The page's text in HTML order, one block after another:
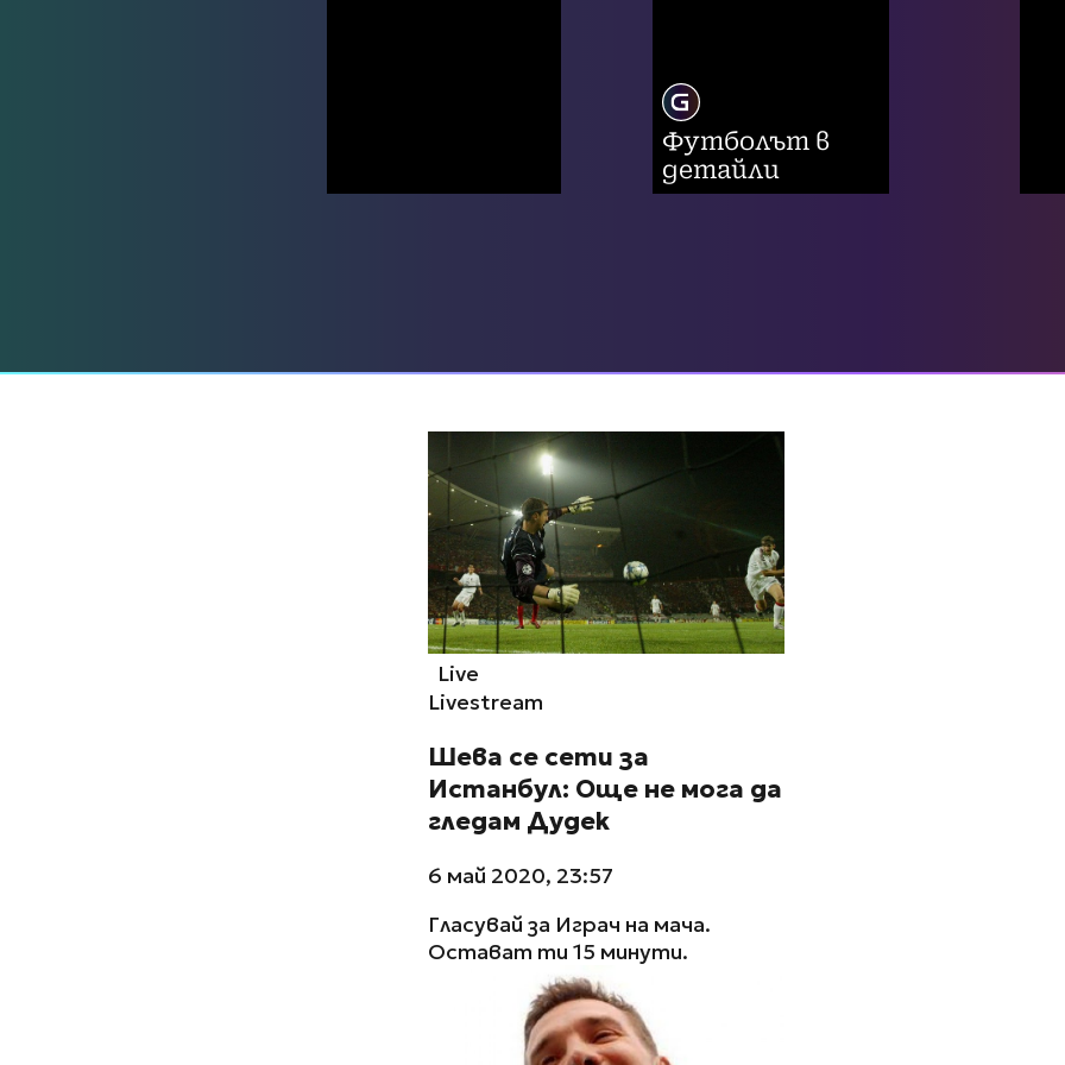
Футболът в
детайли
Live
Livestream
Шева се сети за
Истанбул: Още не мога да
гледам Дудек
6 май 2020, 23:57
Гласувай за Играч на мача.
Остават ти 15 минути.